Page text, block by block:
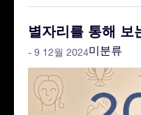
별자리를 통해 보
미분류
- 9 12월 2024